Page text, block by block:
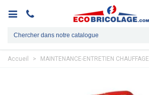
Accueil > MAINTENANCE-ENTRETIEN CHAUFFAGE